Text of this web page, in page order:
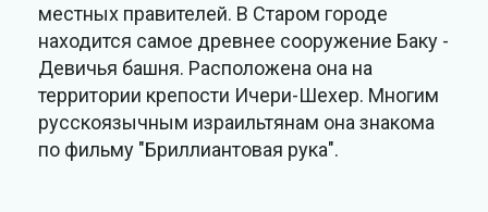
местных правителей. В Старом городе
находится самое древнее сооружение Баку -
Девичья башня. Расположена она на
территории крепости Ичери-Шехер. Многим
русскоязычным израильтянам она знакома
по фильму "Бриллиантовая рука".